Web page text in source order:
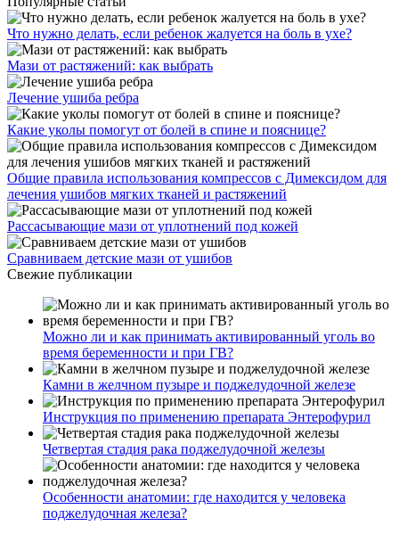
Что нужно делать, если ребенок жалуется на боль в ухе?
Мази от растяжений: как выбрать
Лечение ушиба ребра
Какие уколы помогут от болей в спине и пояснице?
Общие правила использования компрессов с Димексидом для
лечения ушибов мягких тканей и растяжений
Рассасывающие мази от уплотнений под кожей
Сравниваем детские мази от ушибов
Свежие публикации
Можно ли и как принимать активированный уголь во
время беременности и при ГВ?
Камни в желчном пузыре и поджелудочной железе
Инструкция по применению препарата Энтерофурил
Четвертая стадия рака поджелудочной железы
Особенности анатомии: где находится у человека
поджелудочная железа?